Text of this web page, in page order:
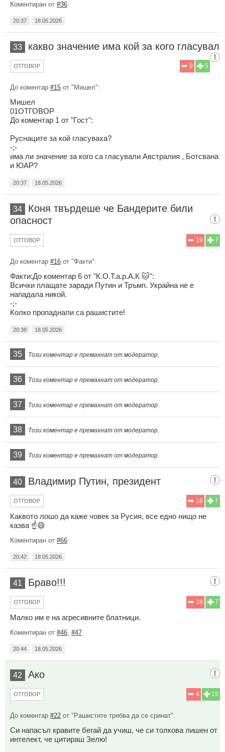
Коментиран от #36
20:37 18.05.2026
33 какво значение има кой за кого гласувал
5
9
ОТГОВОР
До коментар #15 от "Мишел":
Мишел
01ОТГОВОР
До коментар 1 от "Гост":
Руснаците за кой гласуваха?
-;-
има ли значение за кого са гласували Австралия , Ботсвана
и ЮАР?
20:37 18.05.2026
34
Коня твърдеше че Бандерите били
опасност
7
19
ОТГОВОР
До коментар #16 от "Факти":
Факти:До коментар 6 от "К.О.Т.а.р.А.К 🐱":
Всички плащате заради Путин и Тръмп. Украйна не е
нападала никой.
-;-
Колко пропаднали са рашистите!
20:38 18.05.2026
35 Този коментар е премахнат от модератор.
36 Този коментар е премахнат от модератор.
37 Този коментар е премахнат от модератор.
38 Този коментар е премахнат от модератор.
39 Този коментар е премахнат от модератор.
40 Владимир Путин, президент
7
16
ОТГОВОР
Каквото лошо да каже човек за Русия, все едно нищо не
казва ☝️😄
Коментиран от #66
20:42 18.05.2026
41 Браво!!!
7
18
ОТГОВОР
Малко им е на агресивните блатници.
Коментиран от #46 #47
20:44 18.05.2026
42 Ако
15
4
ОТГОВОР
До коментар #22 от "Рашистите трябва да се сринат":
Си напасъл кравите бегай да учиш, че си толкова лишен от
интелект, че цитираш Зелю!